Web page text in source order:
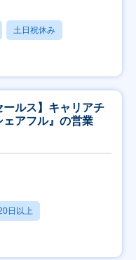
土日祝休み
ルス】キャリアチ
ェアフル』の営業
日以上